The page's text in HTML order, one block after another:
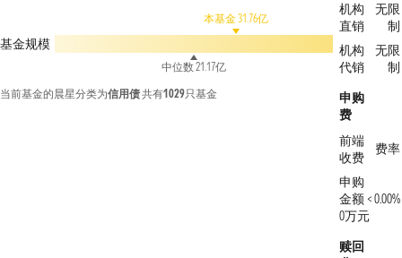
基金规模
本基金 31.76亿
中位数 21.17亿
当前基金的晨星分类为信用债共有1029只基金
机构
直销
无限
制
机构
代销
无限
制
申购
费
前端
收费
费率
申购
金额 <
0万元
0.00%
赎回